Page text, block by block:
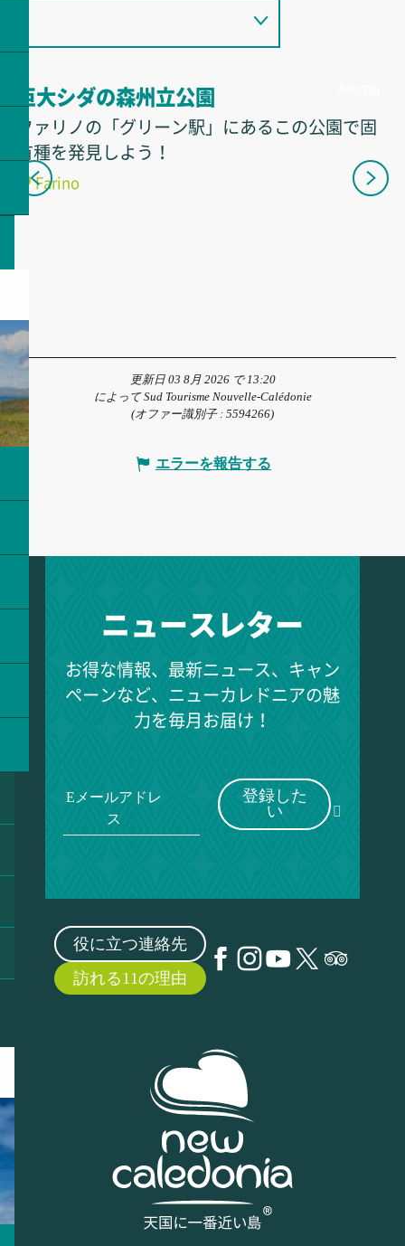
巨大シダの森州立公園
ファリノの「グリーン駅」にあるこの公園で固
有種を発見しよう！
Farino
更新日 03 8月 2026 で 13:20
によって Sud Tourisme Nouvelle-Calédonie
(オファー識別子 : 5594266)
エラーを報告する
ニュースレター
お得な情報、最新ニュース、キャン
ペーンなど、ニューカレドニアの魅
力を毎月お届け！
Eメールアドレ
ス
登録した
い
役に立つ連絡先
訪れる11の理由